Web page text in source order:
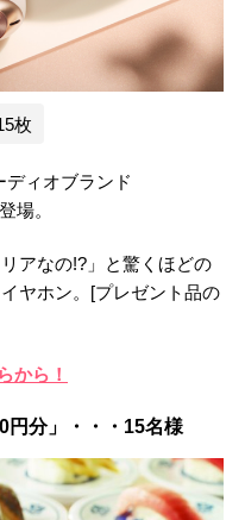
枚
ィオブランド
場。
アなの!?」と驚くほどの
ヤホン。[プレゼント品の
から！
円分」・・・15名様